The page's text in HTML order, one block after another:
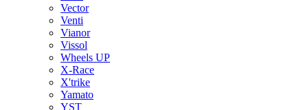
Vector
Venti
Vianor
Vissol
Wheels UP
X-Race
X'trike
Yamato
YST